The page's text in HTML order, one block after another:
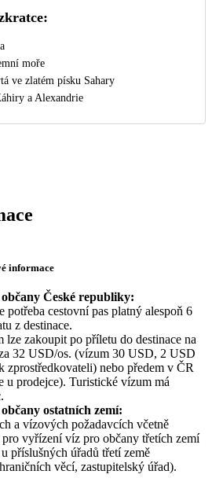
moře
ve zlatém písku Sahary
a Alexandrie
informace
České republiky:
potřeba cestovní pas platný alespoň 6
z destinace.
lze zakoupit po příletu do destinace na
32 USD/os. (vízum 30 USD, 2 USD
zprostředkovateli) nebo předem v ČR
u prodejce). Turistické vízum má
ostatních zemí:
a vízových požadavcích včetně
vyřízení víz pro občany třetích zemí
příslušných úřadů třetí země
věcí, zastupitelský úřad).